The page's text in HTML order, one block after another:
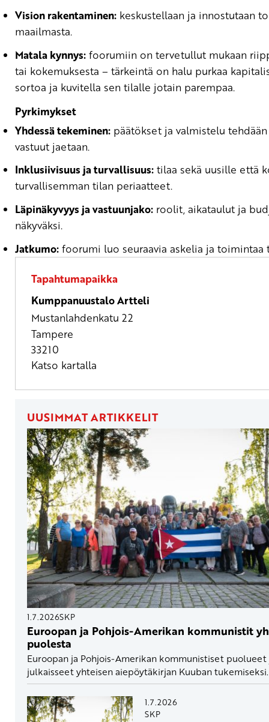
Vision rakentaminen: keskustellaan ja innostutaan
maailmasta.
Matala kynnys: foorumiin on tervetullut mukaan
tai kokemuksesta – tärkeintä on halu purkaa
sortoa ja kuvitella sen tilalle jotain parempaa.
Pyrkimykset
Yhdessä tekeminen: päätökset ja valmistelu tehdään
vastuut jaetaan.
Inklusiivisuus ja turvallisuus: tilaa sekä uusille että
turvallisemman tilan periaatteet.
Läpinäkyvyys ja vastuunjako: roolit, aikataulut ja
näkyväksi.
Jatkumo: foorumi luo seuraavia askelia ja
Tapahtumapaikka
Kumppanuustalo Artteli
Mustanlahdenkatu 22
Tampere
33210
Katso kartalla
UUSIMMAT ARTIKKELIT
1.7.2026SKP
Euroopan ja Pohjois-Amerikan kommunistit
puolesta
Euroopan ja Pohjois-Amerikan kommunistiset
julkaisseet yhteisen aiepöytäkirjan Kuuban tukemiseksi.
1.7.2026
SKP